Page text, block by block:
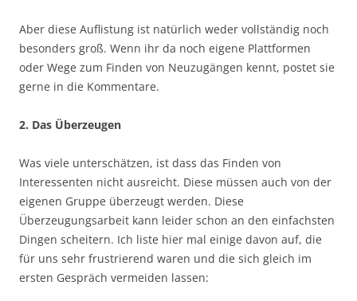
Aber diese Auflistung ist natürlich weder vollständig noch
besonders groß. Wenn ihr da noch eigene Plattformen
oder Wege zum Finden von Neuzugängen kennt, postet sie
gerne in die Kommentare.
2. Das Überzeugen
Was viele unterschätzen, ist dass das Finden von
Interessenten nicht ausreicht. Diese müssen auch von der
eigenen Gruppe überzeugt werden. Diese
Überzeugungsarbeit kann leider schon an den einfachsten
Dingen scheitern. Ich liste hier mal einige davon auf, die
für uns sehr frustrierend waren und die sich gleich im
ersten Gespräch vermeiden lassen: